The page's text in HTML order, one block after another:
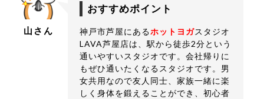
山さん
おすすめポイント
神戸市芦屋にあるホットヨガスタジオ
LAVA芦屋店は、駅から徒歩2分という
通いやすいスタジオです。会社帰りに
もぜひ通いたくなるスタジオです。男
女共用なので友人同士、家族一緒に楽
しく身体を鍛えることができ、初心者